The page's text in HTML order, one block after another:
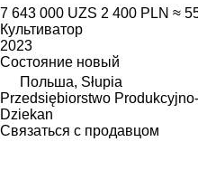
7 643 000 UZS 2 400 PLN ≈
Культиватор
2023
Состояние новый
Польша, Słupia
Przedsiębiorstwo
Dziekan
Связаться с продавцом